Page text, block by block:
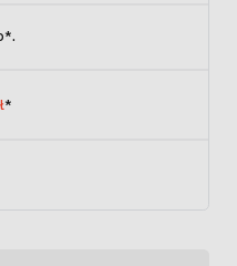
*.
*